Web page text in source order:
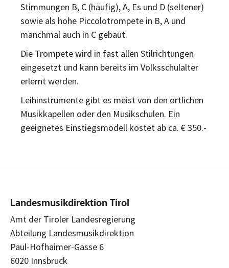
Stimmungen B, C (häufig), A, Es und D (seltener)
sowie als hohe Piccolotrompete in B, A und
manchmal auch in C gebaut.
Die Trompete wird in fast allen Stilrichtungen
eingesetzt und kann bereits im Volksschulalter
erlernt werden.
Leihinstrumente gibt es meist von den örtlichen
Musikkapellen oder den Musikschulen. Ein
geeignetes Einstiegsmodell kostet ab ca. € 350.-
Landesmusikdirektion Tirol
Amt der Tiroler Landesregierung
Abteilung Landesmusikdirektion
Paul-Hofhaimer-Gasse 6
6020 Innsbruck